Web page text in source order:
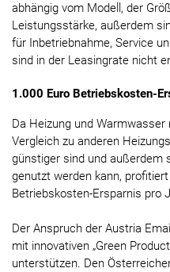
abhängig vom Modell, der
Leistungsstärke, außerdem
für Inbetriebnahme, Service
sind in der Leasingrate nicht
1.000 Euro Betriebskosten-
Da Heizung und
Vergleich zu anderen
günstiger sind und außerdem
genutzt werden kann,
Betriebskosten-Ersparnis pro
Der Anspruch der Austria
mit innovativen „Green
unterstützen. Den